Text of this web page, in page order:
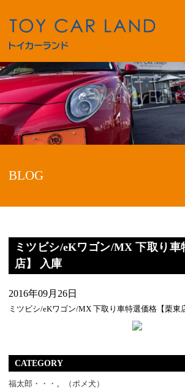
BLOG
ミツビシ/eKワゴン/MX 下取り車
店】 入庫
2016年09月26日
ミツビシ/eKワゴン/MX 下取り車特選価格【栗東
CATEGORY
福太郎・・・。（ポメ犬）